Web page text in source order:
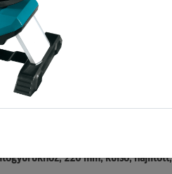
ide az értékelések
értékelés írásához)
220 mm, külső, hajlított,